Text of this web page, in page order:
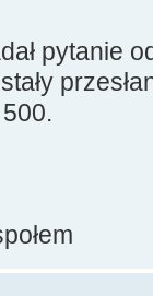
pytanie